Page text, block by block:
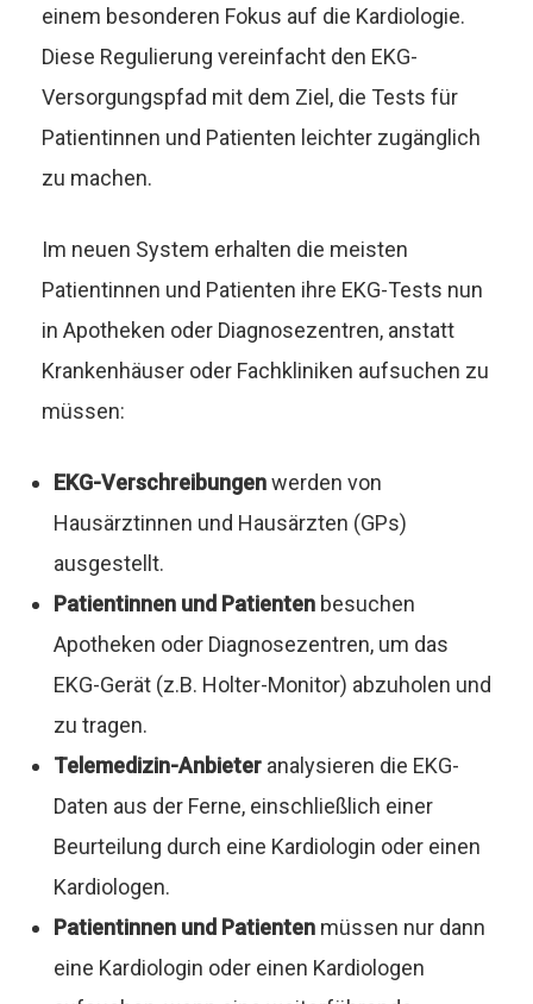
einem besonderen Fokus auf die Kardiologie.
Diese Regulierung vereinfacht den EKG-
Versorgungspfad mit dem Ziel, die Tests für
Patientinnen und Patienten leichter zugänglich
zu machen.
Im neuen System erhalten die meisten
Patientinnen und Patienten ihre EKG-Tests nun
in Apotheken oder Diagnosezentren, anstatt
Krankenhäuser oder Fachkliniken aufsuchen zu
müssen:
EKG-Verschreibungenwerden von
Hausärztinnen und Hausärzten (GPs)
ausgestellt.
Patientinnen und Patienten besuchen
Apotheken oder Diagnosezentren, um das
EKG-Gerät (z.B. Holter-Monitor) abzuholen und
zu tragen.
Telemedizin-Anbieter analysieren die EKG-
Daten aus der Ferne, einschließlich einer
Beurteilung durch eine Kardiologin oder einen
Kardiologen.
Patientinnen und Patienten müssen nur dann
eine Kardiologin oder einen Kardiologen